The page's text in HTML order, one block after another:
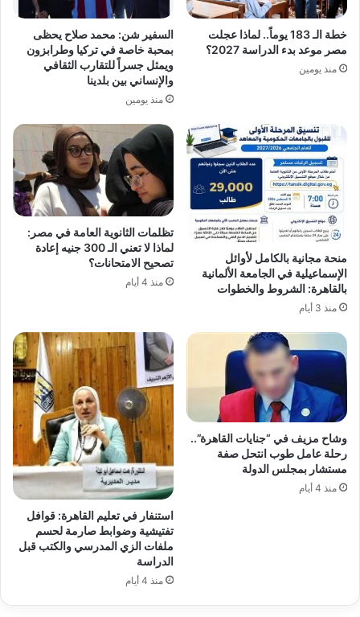
خطة الـ 183 يوماً.. لماذا عجلت
مصر موعد بدء الدراسة 2027؟
منذ يومين
السفير شن: محمد صلاح يحظى
بمحبة خاصة في تركيا وطرابزون
ويمثل جسراً للتقارب الثقافي
والإنساني بين بلدينا
منذ يومين
منحة مجانية بالكامل لأوائل
الإسماعيلية في الجامعة الألمانية
بالقاهرة: الشروط والخطوات
منذ 3 أيام
تظلمات الثانوية العامة في مصر:
لماذا لا تعني الـ 300 جنيه إعادة
تصحيح الامتحانات؟
منذ 4 أيام
وشاح مزيف في “جنايات القاهرة”..
رحلة عامل طوب انتحل صفة
مستشار بمجلس الدولة
منذ 4 أيام
استنفار في تعليم القاهرة: قوافل
تفتيشية وضوابط صارمة لحسم
ملفات الزي المدرسي والكتب قبل
الدراسة
منذ 4 أيام